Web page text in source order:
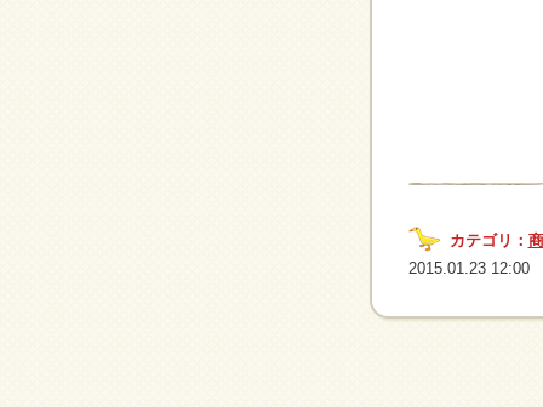
カテゴリ：
2015.01.23 12:00